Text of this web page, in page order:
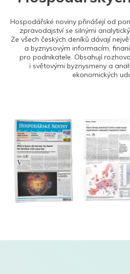
Hospodářské noviny přinášejí od
zpravodajství se silnými
Ze všech českých deníků dávají
a byznysovým informacím,
pro podnikatele. Obsahují
i světovými byznysmeny a
ekonomických